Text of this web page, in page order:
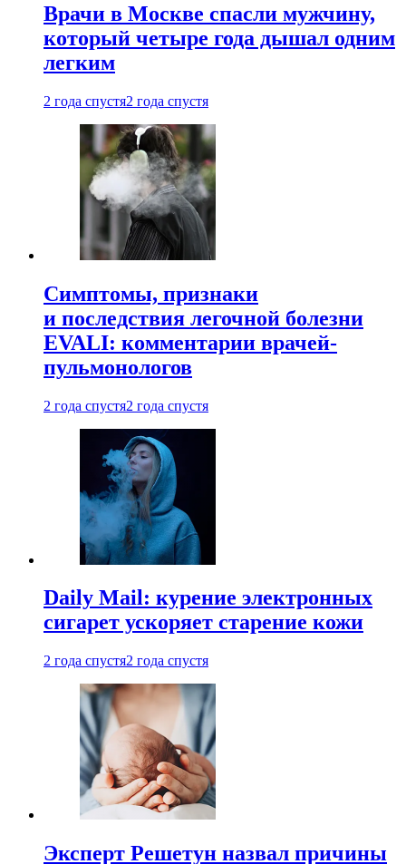
Врачи в Москве спасли мужчину,
который четыре года дышал одним
легким
2 года спустя2 года спустя
Симптомы, признаки
и последствия легочной болезни
EVALI: комментарии врачей-
пульмонологов
2 года спустя2 года спустя
Daily Mail: курение электронных
сигарет ускоряет старение кожи
2 года спустя2 года спустя
Эксперт Решетун назвал причины